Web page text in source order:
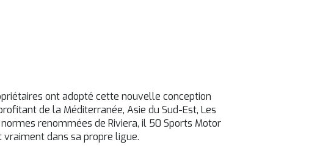
ont adopté cette nouvelle conception
de la Méditerranée, Asie du Sud-Est, Les
renommées de Riviera, il 50 Sports Motor
dans sa propre ligue.